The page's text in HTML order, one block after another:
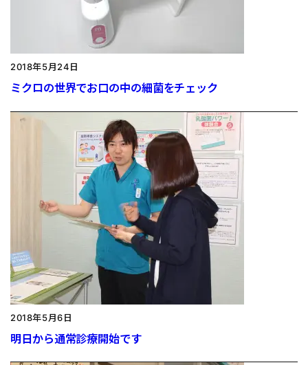
2018年5月24日
ミクロの世界でお口の中の細菌をチェック
2018年5月6日
明日から通常診療開始です